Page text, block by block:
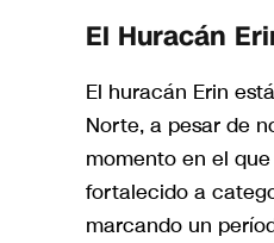
El Huracán
El huracán Erin
Norte, a pesar de
momento en el
fortalecido a
marcando un